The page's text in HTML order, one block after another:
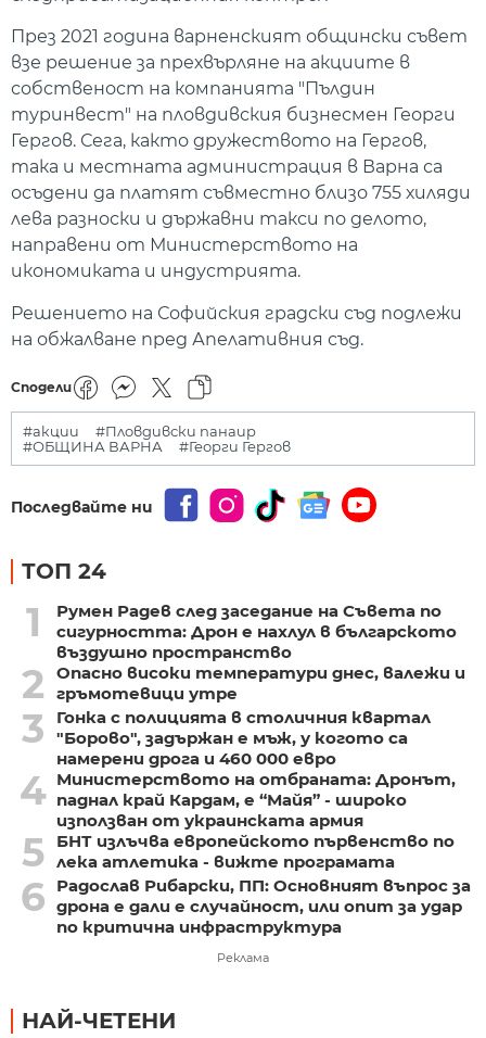
През 2021 година варненският общински съвет
взе решение за прехвърляне на акциите в
собственост на компанията "Пълдин
туринвест" на пловдивския бизнесмен Георги
Гергов. Сега, както дружеството на Гергов,
така и местната администрация в Варна са
осъдени да платят съвместно близо 755 хиляди
лева разноски и държавни такси по делото,
направени от Министерството на
икономиката и индустрията.
Решението на Софийския градски съд подлежи
на обжалване пред Апелативния съд.
Сподели
#акции
#Пловдивски панаир
#ОБЩИНА ВАРНА
#Георги Гергов
Последвайте ни
ТОП 24
1
Румен Радев след заседание на Съвета по
сигурността: Дрон е нахлул в българското
въздушно пространство
2
Опасно високи температури днес, валежи и
гръмотевици утре
3
Гонка с полицията в столичния квартал
"Борово", задържан е мъж, у когото са
намерени дрога и 460 000 евро
4 Министерството на отбраната: Дронът,
паднал край Кардам, е “Майя” - широко
използван от украинската армия
5
БНТ излъчва европейското първенство по
лека атлетика - вижте програмата
6
Радослав Рибарски, ПП: Основният въпрос за
дрона е дали е случайност, или опит за удар
по критична инфраструктура
Реклама
НАЙ-ЧЕТЕНИ